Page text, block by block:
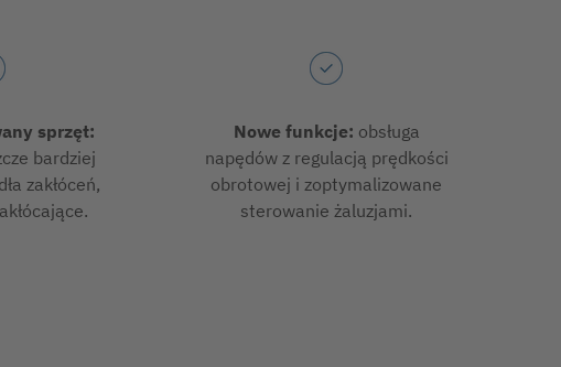
sprzęt:
bardziej
zakłóceń,
Nowe funkcje: obsługa
napędów z regulacją prędkości
obrotowej i zoptymalizowane
sterowanie żaluzjami.